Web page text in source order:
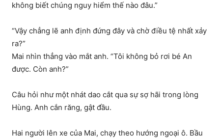
không biết chúng nguy hiểm thế nào đâu.”
“Vậy chẳng lẽ anh định đứng đây và chờ điều tệ nhất xảy
ra?”
Mai nhìn thẳng vào mắt anh. “Tôi không bỏ rơi bé An
được. Còn anh?”
Câu hỏi như một nhát dao cắt qua sự sợ hãi trong lòng
Hùng. Anh cắn răng, gật đầu.
Hai người lên xe của Mai, chạy theo hướng ngoại ô. Bầu